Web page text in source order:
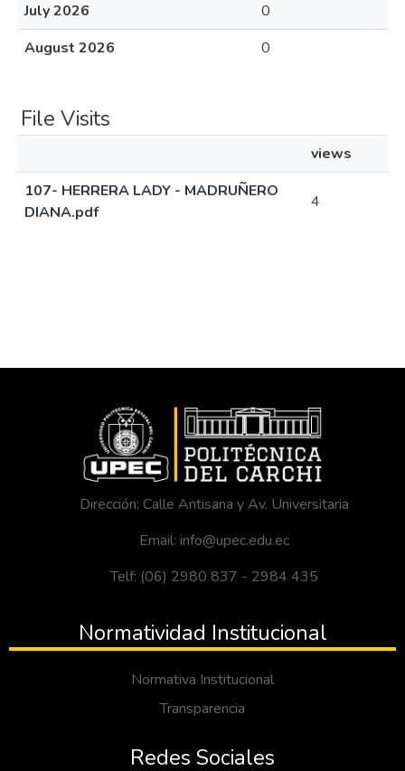
July 2026
0
August 2026
0
File Visits
views
107- HERRERA LADY - MADRUÑERO
DIANA.pdf
4
Dirección: Calle Antisana y Av. Universitaria
Email: info@upec.edu.ec
Telf: (06) 2980 837 - 2984 435
Normatividad Institucional
Normativa Institucional
Transparencia
Redes Sociales